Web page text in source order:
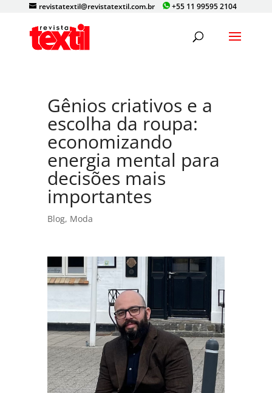
+55 11 99595 2104
revistatextil@revistatextil.com.br
Gênios criativos e a
escolha da roupa:
economizando
energia mental para
decisões mais
importantes
Blog, Moda